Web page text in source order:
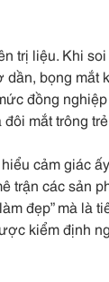
trị liệu. Khi
bọng mắt
đồng
mắt trông
cảm giác
trận các sản
đẹp” mà là
kiểm định